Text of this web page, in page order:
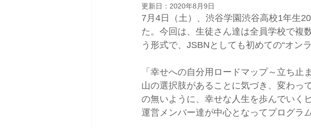
更新日： 2020年8月9日
7月4日（土）、渋谷学園渋谷高校1年生
た。今回は、生徒さん達は全員学校で複
う形式で、JSBNとしても初めての“オン
「幸せへの自分用ロードマップ～立ち止
山の選択肢があることに気づき、変わっ
の無いように、幸せな人生を歩んでいく
運営メンバー達が中心となってプログラ